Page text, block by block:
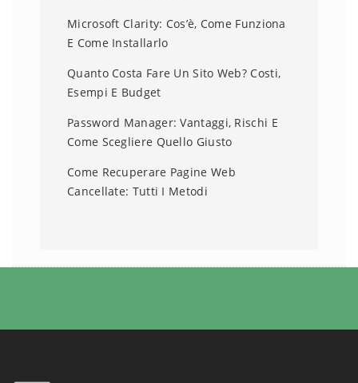
Microsoft Clarity: Cos’è, Come Funziona
E Come Installarlo
Quanto Costa Fare Un Sito Web? Costi,
Esempi E Budget
Password Manager: Vantaggi, Rischi E
Come Scegliere Quello Giusto
Come Recuperare Pagine Web
Cancellate: Tutti I Metodi